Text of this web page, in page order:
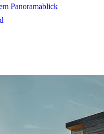
Panoramablick